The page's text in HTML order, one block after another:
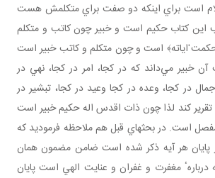
است براي اينكه دو صفت براي متكلمش هست
اين كتاب حكيم است و خبير چون كاتب و متكلم
ٰاياته﴾ است و چون متكلم و كاتب خبير است
خبير مي‌داند كه در كجا، امر در كجا، نهي در
در كجا، وعده در كجا وعيد در كجا، تبشير در
تقرير كند لذا چون ذات اقدس اله حكيم خبير است
است. در بحثهاي قبل هم ملاحظه فرموديد كه
پايان هر آيه ذكر شده است ضامن مضمون همان
مغفرت و غفران و عنايت الهي است پايان